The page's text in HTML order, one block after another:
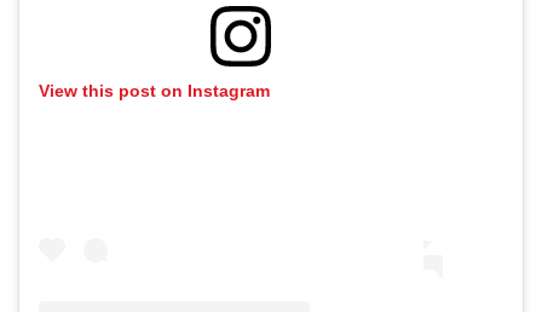
View this post on Instagram